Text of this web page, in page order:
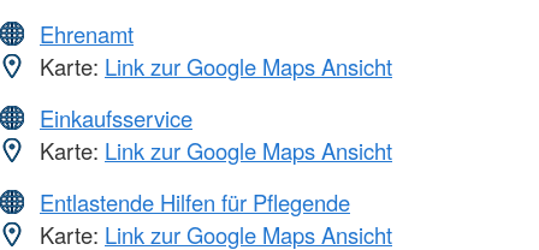
Ehrenamt
Karte: Link zur Google Maps Ansicht
Einkaufsservice
Karte: Link zur Google Maps Ansicht
Entlastende Hilfen für Pflegende
Karte: Link zur Google Maps Ansicht